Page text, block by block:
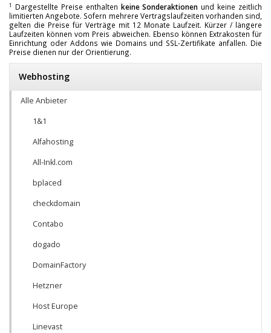
1 Dargestellte Preise enthalten keine Sonderaktionen und keine zeitlich
limitierten Angebote. Sofern mehrere Vertragslaufzeiten vorhanden sind,
gelten die Preise für Verträge mit 12 Monate Laufzeit. Kürzer / längere
Laufzeiten können vom Preis abweichen. Ebenso können Extrakosten für
Einrichtung oder Addons wie Domains und SSL-Zertifikate anfallen. Die
Preise dienen nur der Orientierung.
Webhosting
Alle Anbieter
1&1
Alfahosting
All-Inkl.com
bplaced
checkdomain
Contabo
dogado
DomainFactory
Hetzner
Host Europe
Linevast